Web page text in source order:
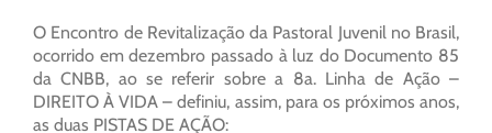
O Encontro de Revitalização da Pastoral Juvenil no Brasil,
ocorrido em dezembro passado à luz do Documento 85
da CNBB, ao se referir sobre a 8a. Linha de Ação –
DIREITO À VIDA – definiu, assim, para os próximos anos,
as duas PISTAS DE AÇÃO: